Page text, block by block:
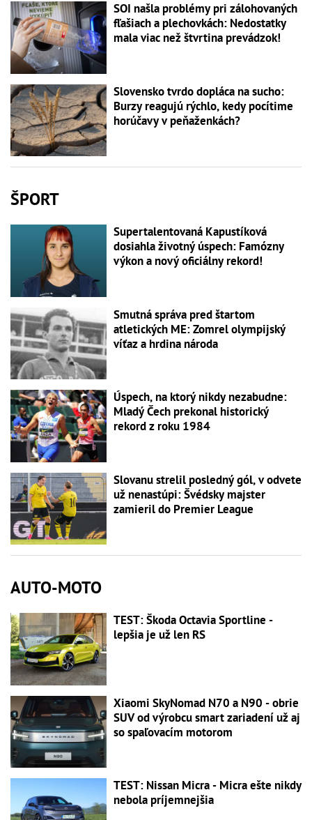
SOI našla problémy pri zálohovaných
fľašiach a plechovkách: Nedostatky
mala viac než štvrtina prevádzok!
Slovensko tvrdo dopláca na sucho:
Burzy reagujú rýchlo, kedy pocítime
horúčavy v peňaženkách?
ŠPORT
Supertalentovaná Kapustíková
dosiahla životný úspech: Famózny
výkon a nový oficiálny rekord!
Smutná správa pred štartom
atletických ME: Zomrel olympijský
víťaz a hrdina národa
Úspech, na ktorý nikdy nezabudne:
Mladý Čech prekonal historický
rekord z roku 1984
Slovanu strelil posledný gól, v odvete
už nenastúpi: Švédsky majster
zamieril do Premier League
AUTO-MOTO
TEST: Škoda Octavia Sportline -
lepšia je už len RS
Xiaomi SkyNomad N70 a N90 - obrie
SUV od výrobcu smart zariadení už aj
so spaľovacím motorom
TEST: Nissan Micra - Micra ešte nikdy
nebola príjemnejšia